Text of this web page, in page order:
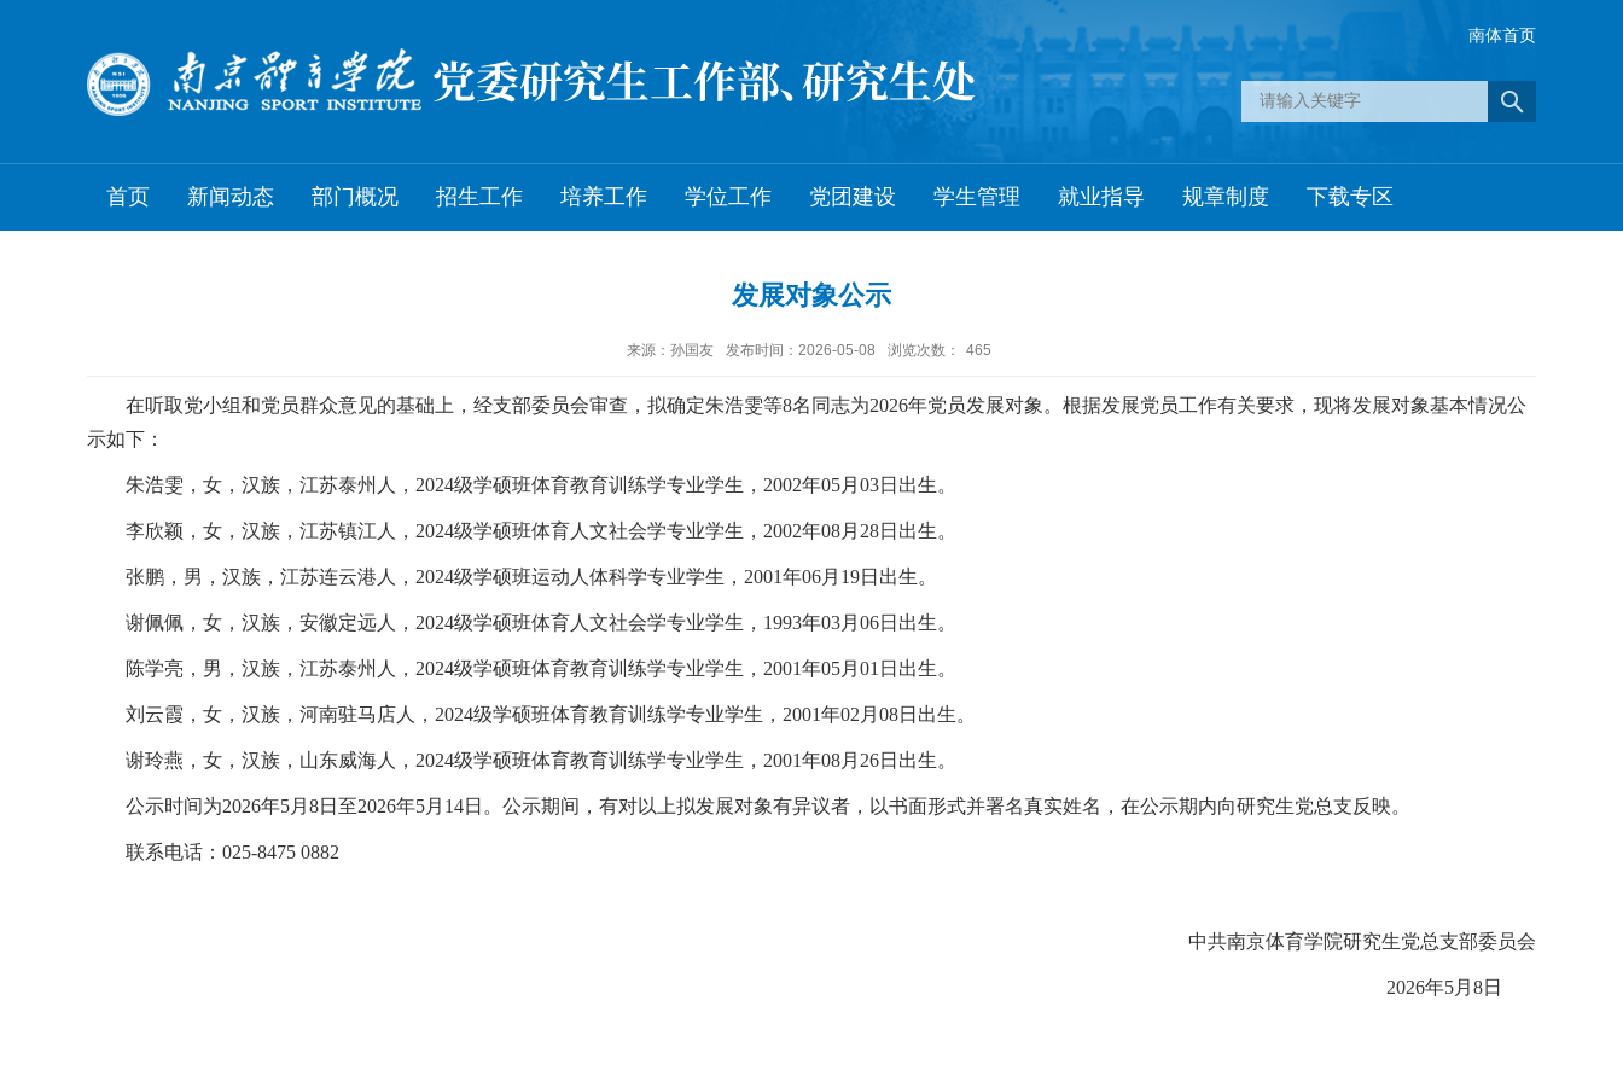
南体首页
首页 新闻动态 部门概况 招生工作 培养工作 学位工作 党团建设 学生管理 就业指导 规章制度 下载专区
发展对象公示
来源：孙国友 发布时间：2026-05-08 浏览次数： 465
在听取党小组和党员群众意见的基础上，经支部委员会审查，拟确定朱浩雯等8名同志为2026年党员发展对象。根据发展党员工作有关要求，现将发展对象基本情况公
示如下：
朱浩雯，女，汉族，江苏泰州人，2024级学硕班体育教育训练学专业学生，2002年05月03日出生。
李欣颖，女，汉族，江苏镇江人，2024级学硕班体育人文社会学专业学生，2002年08月28日出生。
张鹏，男，汉族，江苏连云港人，2024级学硕班运动人体科学专业学生，2001年06月19日出生。
谢佩佩，女，汉族，安徽定远人，2024级学硕班体育人文社会学专业学生，1993年03月06日出生。
陈学亮，男，汉族，江苏泰州人，2024级学硕班体育教育训练学专业学生，2001年05月01日出生。
刘云霞，女，汉族，河南驻马店人，2024级学硕班体育教育训练学专业学生，2001年02月08日出生。
谢玲燕，女，汉族，山东威海人，2024级学硕班体育教育训练学专业学生，2001年08月26日出生。
公示时间为2026年5月8日至2026年5月14日。公示期间，有对以上拟发展对象有异议者，以书面形式并署名真实姓名，在公示期内向研究生党总支反映。
联系电话：025-8475 0882
中共南京体育学院研究生党总支部委员会
2026年5月8日